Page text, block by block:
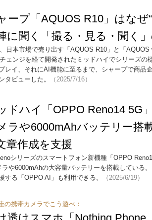
ープ「AQUOS R10」はな
に聞く「撮る・見る・聞く
日本市場で売り出す「AQUOS R10」と「
ェンジを経て開発されたミッドハイでシリーズの
レイ、それにAI機能に至るまで、シャープで商品
タビューした。
（2025/7/16）
ドハイ「OPPO Reno14 5G
ラや6000mAhバッテリー搭
章作成を支援
シリーズのスマートフォン新機種「OPPO
や6000mAhの大容量バッテリーを搭載している
する「OPPO AI」も利用できる。
（2025/6/19）
の携帯カメラでこう遊べ：